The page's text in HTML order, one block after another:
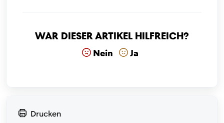
War dieser Artikel hilfreich?
Nein Ja
Drucken